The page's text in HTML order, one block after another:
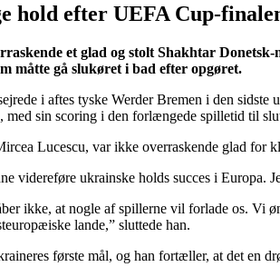
hold efter UEFA Cup-
et glad og stolt Shakhtar
måtte gå slukøret i bad efter opgøret.
i aftes tyske Werder Bremen i den
med sin scoring i den forlængede spilletid til
Lucescu, var ikke overraskende glad
videreføre ukrainske holds succes i Europa.
ikke, at nogle af spillerne vil forlade os. Vi
lande,” sluttede han.
første mål, og han fortæller, at det en